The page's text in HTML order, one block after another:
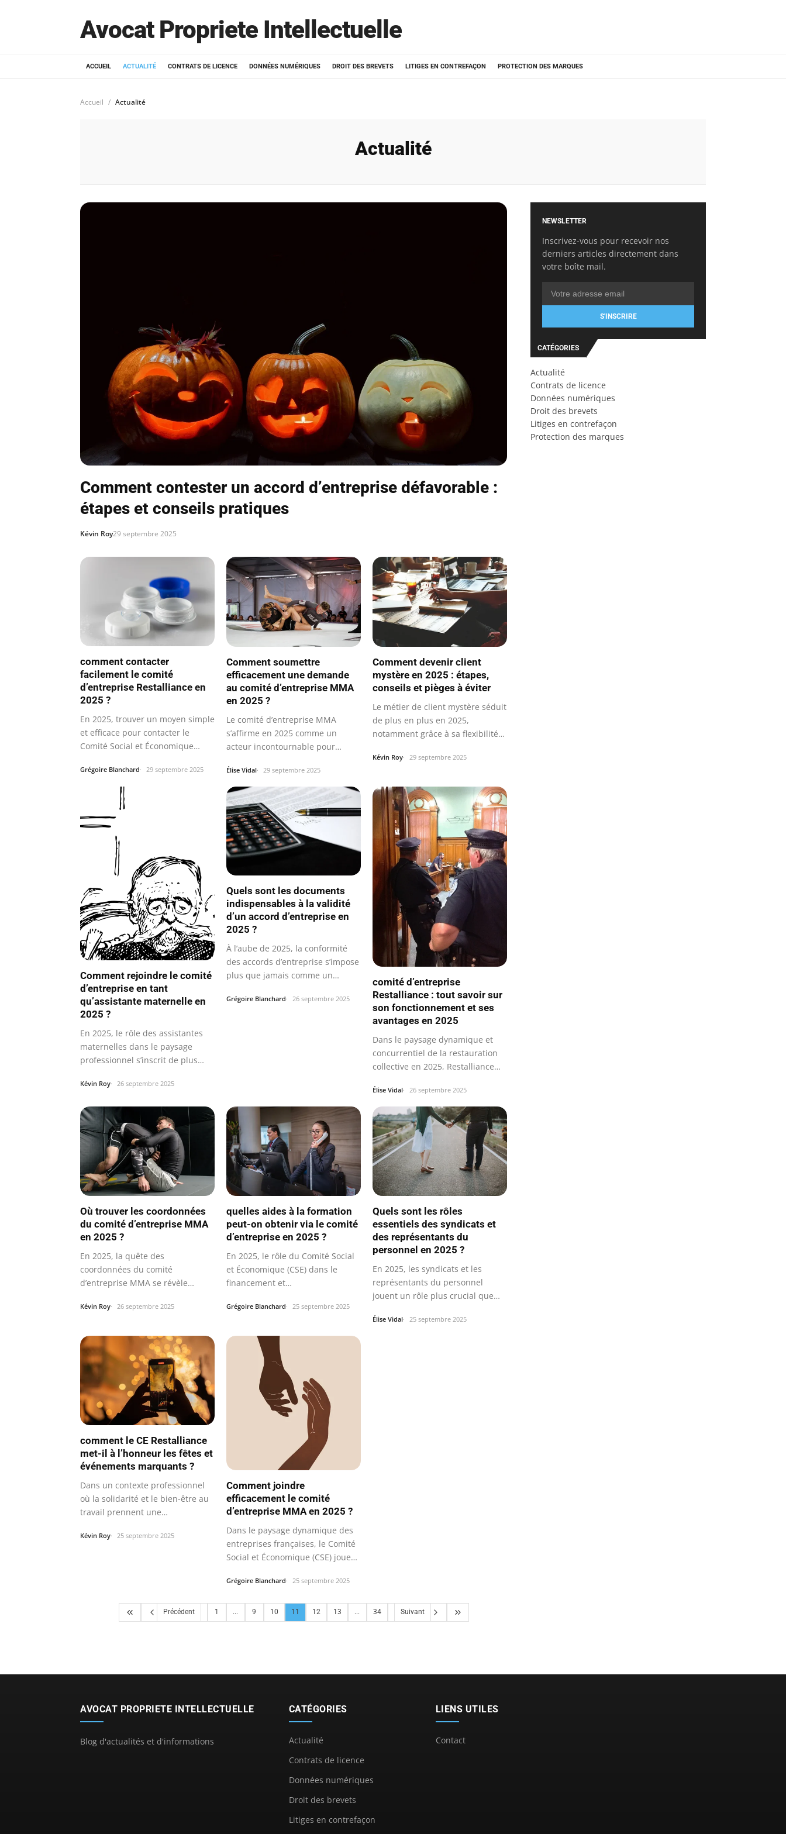
Avocat Propriete Intellectuelle
ACCUEIL ACTUALITÉ CONTRATS DE LICENCE DONNÉES NUMÉRIQUES DROIT DES BREVETS LITIGES EN CONTREFAÇON PROTECTION DES MARQUES
Accueil Actualité
Actualité
Comment contester un accord d’entreprise défavorable :
étapes et conseils pratiques
Kévin Roy29 septembre 2025
comment contacter
facilement le comité
d’entreprise Restalliance en
2025 ?
En 2025, trouver un moyen simple
et efficace pour contacter le
Comité Social et Économique
Grégoire Blanchard 29 septembre 2025
Comment soumettre
efficacement une demande
au comité d’entreprise MMA
en 2025 ?
Le comité d’entreprise MMA
s’affirme en 2025 comme un
acteur incontournable pour
Élise Vidal 29 septembre 2025
Comment devenir client
mystère en 2025 : étapes,
conseils et pièges à éviter
Le métier de client mystère séduit
de plus en plus en 2025,
notamment grâce à sa flexibilité
Kévin Roy 29 septembre 2025
Comment rejoindre le comité
d’entreprise en tant
qu’assistante maternelle en
2025 ?
En 2025, le rôle des assistantes
maternelles dans le paysage
professionnel s’inscrit de plus
Kévin Roy 26 septembre 2025
Quels sont les documents
indispensables à la validité
d’un accord d’entreprise en
2025 ?
À l’aube de 2025, la conformité
des accords d’entreprise s’impose
plus que jamais comme un
Grégoire Blanchard 26 septembre 2025
comité d’entreprise
Restalliance : tout savoir sur
son fonctionnement et ses
avantages en 2025
Dans le paysage dynamique et
concurrentiel de la restauration
collective en 2025, Restalliance
Élise Vidal 26 septembre 2025
Où trouver les coordonnées
du comité d’entreprise MMA
en 2025 ?
En 2025, la quête des
coordonnées du comité
d’entreprise MMA se révèle
Kévin Roy 26 septembre 2025
quelles aides à la formation
peut-on obtenir via le comité
d’entreprise en 2025 ?
En 2025, le rôle du Comité Social
et Économique (CSE) dans le
financement et
Grégoire Blanchard 25 septembre 2025
Quels sont les rôles
essentiels des syndicats et
des représentants du
personnel en 2025 ?
En 2025, les syndicats et les
représentants du personnel
jouent un rôle plus crucial que
Élise Vidal 25 septembre 2025
comment le CE Restalliance
met-il à l’honneur les fêtes et
événements marquants ?
Dans un contexte professionnel
où la solidarité et le bien-être au
travail prennent une
Kévin Roy 25 septembre 2025
Comment joindre
efficacement le comité
d’entreprise MMA en 2025 ?
Dans le paysage dynamique des
entreprises françaises, le Comité
Social et Économique (CSE) joue
Grégoire Blanchard 25 septembre 2025
Précédent 1 ... 9 10 11 12 13 ... 34 Suivant
NEWSLETTER
Inscrivez-vous pour recevoir nos
derniers articles directement dans
votre boîte mail.
S'INSCRIRE
CATÉGORIES
Actualité
Contrats de licence
Données numériques
Droit des brevets
Litiges en contrefaçon
Protection des marques
AVOCAT PROPRIETE INTELLECTUELLE
Blog d'actualités et d'informations
CATÉGORIES
Actualité
Contrats de licence
Données numériques
Droit des brevets
Litiges en contrefaçon
LIENS UTILES
Contact